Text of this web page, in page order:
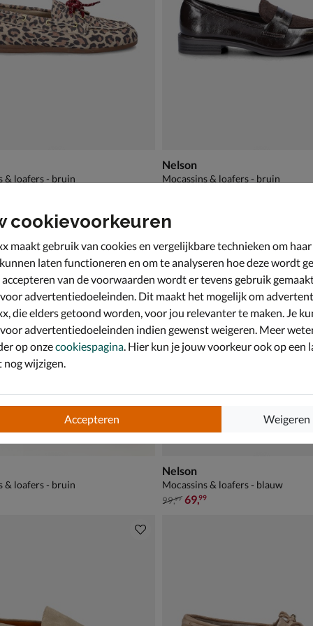
& loafers - bruin
Nelson
Mocassins & loafers - bruin
& loafers - bruin
Nelson
Mocassins & loafers - blauw
van € 99,99 voor € 69,99
99,99 69,99
cookievoorkeuren
maakt gebruik van cookies en vergelijkbare technieken om
laten functioneren en om te analyseren hoe deze wordt
van de voorwaarden wordt er tevens gebruik
advertentiedoeleinden. Dit maakt het mogelijk om
die elders getoond worden, voor jou relevanter te maken. Je
advertentiedoeleinden indien gewenst weigeren. Meer
op onzecookiespagina . Hier kun je jouw voorkeur ook op een
wijzigen.
Accepteren Weigeren